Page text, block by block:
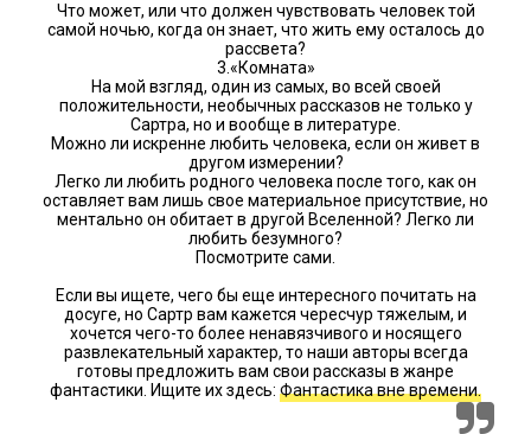
Что может, или что должен чувствовать человек той
самой ночью, когда он знает, что жить ему осталось до
рассвета?
3.«Комната»
На мой взгляд, один из самых, во всей своей
положительности, необычных рассказов не только у
Сартра, но и вообще в литературе.
Можно ли искренне любить человека, если он живет в
другом измерении?
Легко ли любить родного человека после того, как он
оставляет вам лишь свое материальное присутствие, но
ментально он обитает в другой Вселенной? Легко ли
любить безумного?
Посмотрите сами.
Если вы ищете, чего бы еще интересного почитать на
досуге, но Сартр вам кажется чересчур тяжелым, и
хочется чего-то более ненавязчивого и носящего
развлекательный характер, то наши авторы всегда
готовы предложить вам свои рассказы в жанре
фантастики. Ищите их здесь: Фантастика вне времени.